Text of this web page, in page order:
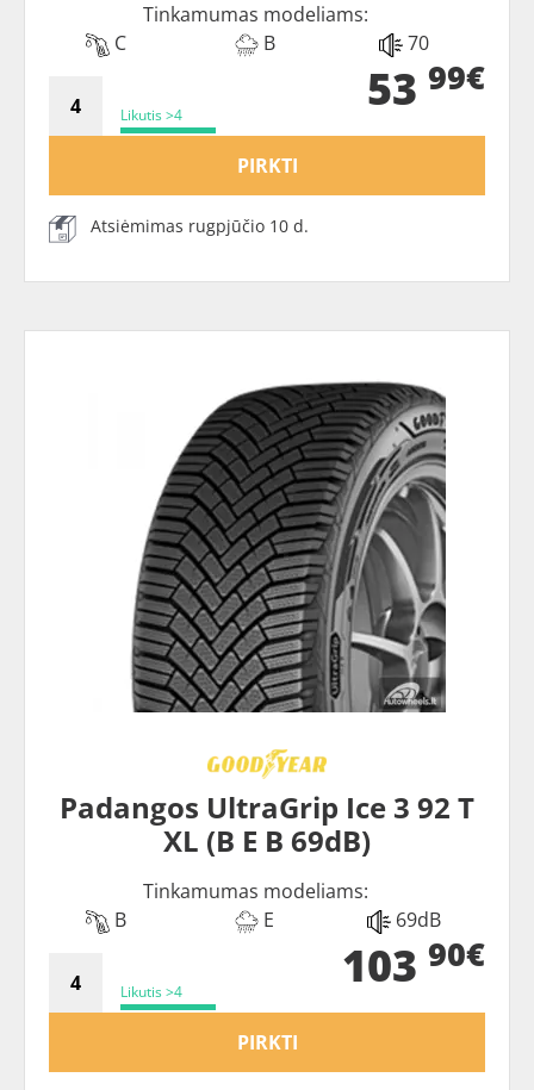
Tinkamumas modeliams:
C
B 70
Likutis >4 53 99€
PIRKTI
Atsiėmimas rugpjūčio 10 d.
Padangos UltraGrip Ice 3 92 T
XL (B E B 69dB)
Tinkamumas modeliams:
B
E 69dB
Likutis >4 103 90€
PIRKTI